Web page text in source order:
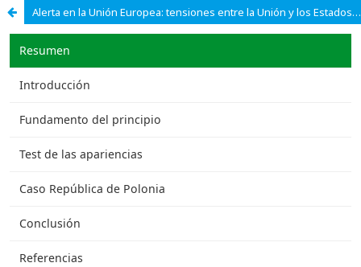
Alerta en la Unión Europea: tensiones entre la Unión y los Estados miembros producidas por garantizar la independencia judicial de todos los jueces europeos.